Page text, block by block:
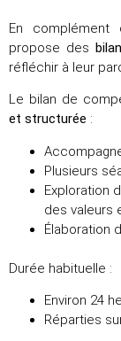
En
propose des
réfléchir à leur
Le bilan de
et structurée :
Plusieurs
Exploration
des valeurs
Élaboration
Durée habituelle :
Environ 24
Réparties